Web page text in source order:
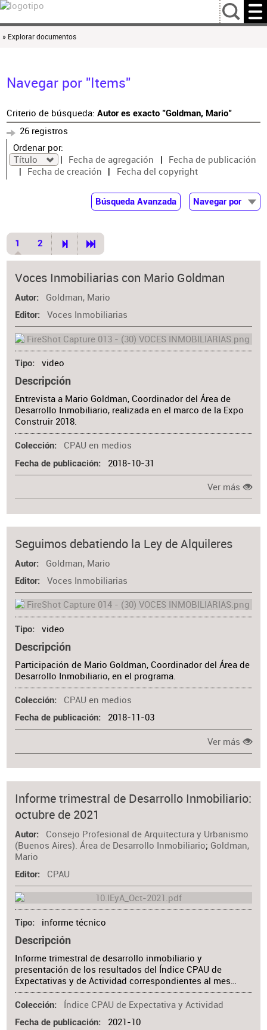
…
» Explorar documentos
Navegar por "Items"
Criterio de búsqueda: Autor es exacto "Goldman, Mario"
26 registros
Ordenar por:
Título
Fecha de agregación
Fecha de publicación
Fecha de creación
Fecha del copyright
Búsqueda Avanzada
Navegar por
1 2
Voces Inmobiliarias con Mario Goldman
Autor Goldman, Mario
Editor Voces Inmobiliarias
Tipo video
Descripción
Entrevista a Mario Goldman, Coordinador del Área de
Desarrollo Inmobiliario, realizada en el marco de la Expo
Construir 2018.
Colección CPAU en medios
Fecha de publicación 2018-10-31
Ver más
Seguimos debatiendo la Ley de Alquileres
Autor Goldman, Mario
Editor Voces Inmobiliarias
Tipo video
Descripción
Participación de Mario Goldman, Coordinador del Área de
Desarrollo Inmobiliario, en el programa.
Colección CPAU en medios
Fecha de publicación 2018-11-03
Ver más
Informe trimestral de Desarrollo Inmobiliario:
octubre de 2021
Autor
Consejo Profesional de Arquitectura y Urbanismo
(Buenos Aires). Área de Desarrollo Inmobiliario; Goldman,
Mario
Editor CPAU
Tipo informe técnico
Descripción
Informe trimestral de desarrollo inmobiliario y
presentación de los resultados del Índice CPAU de
Expectativas y de Actividad correspondientes al mes…
Colección Índice CPAU de Expectativa y Actividad
Fecha de publicación 2021-10